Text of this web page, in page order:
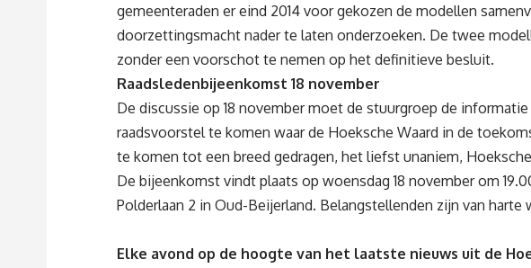
gemeenteraden er eind 2014 voor gekozen de modellen
doorzettingsmacht nader te laten onderzoeken. De twee
zonder een voorschot te nemen op het definitieve besluit.
Raadsledenbijeenkomst 18 november
De discussie op 18 november moet de stuurgroep de
raadsvoorstel te komen waar de Hoeksche Waard in de
te komen tot een breed gedragen, het liefst unaniem,
De bijeenkomst vindt plaats op woensdag 18 november om
Polderlaan 2 in Oud-Beijerland. Belangstellenden zijn van harte
Elke avond op de hoogte van het laatste nieuws uit de